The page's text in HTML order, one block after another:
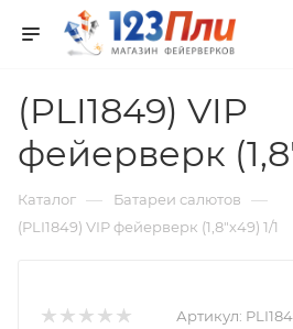
(PLI1849) VIP
фейерверк
Каталог — Батареи салютов —
(PLI1849) VIP фейерверк (1,8"х49) 1/1
Артикул: